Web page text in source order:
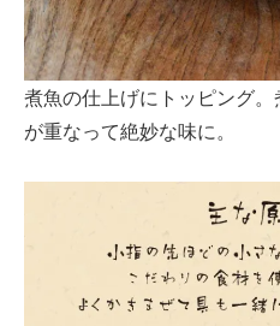
煮魚の仕上げにトッピング
が重なって絶妙な味に。